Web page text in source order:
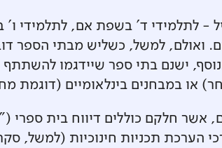
- לתלמידי ד' בשפת אם, לתלמידי ו'
ואולם, למשל, כשליש מבתי הספר
ישנם בתי ספר שיידגמו
אשר חלקם כוללים דיווח בית ספרי
הערכת תכניות חינוכיות (למשל,